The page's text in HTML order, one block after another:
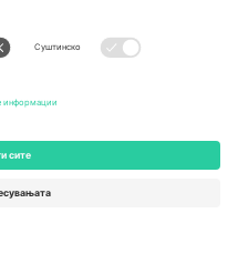
Engelberg, Switzerland
United Arab Emirates
UAE Dubai Silicon Oasis, DDP
Building A1, Office 302, Dubai,